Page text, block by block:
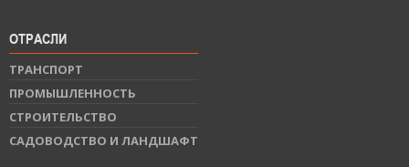
ОТРАСЛИ
ТРАНСПОРТ
ПРОМЫШЛЕННОСТЬ
СТРОИТЕЛЬСТВО
САДОВОДСТВО И ЛАНДШАФТ